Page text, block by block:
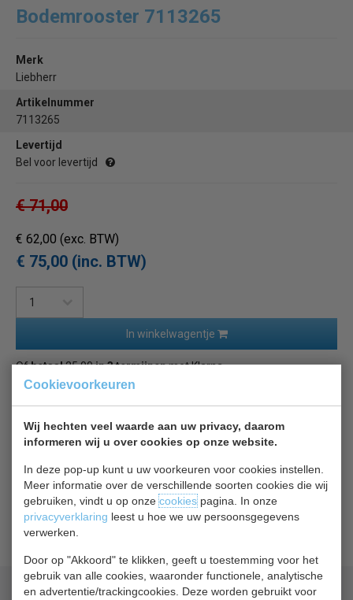
Cookievoorkeuren
Wij hechten veel waarde aan uw privacy, daarom
informeren wij u over cookies op onze website.
In deze pop-up kunt u uw voorkeuren voor cookies instellen.
Meer informatie over de verschillende soorten cookies die wij
gebruiken, vindt u op onzecookiespagina. In onze
privacyverklaring leest u hoe we uw persoonsgegevens
verwerken.
Door op "Akkoord" te klikken, geeft u toestemming voor het
gebruik van alle cookies, waaronder functionele, analytische
en advertentie/trackingcookies. Deze worden gebruikt voor
Bodemrooster 7113265
Merk
Liebherr
Artikelnummer
7113265
Levertijd
Bel voor levertijd
€ 71,00
€ 62,00 (exc. BTW)
€ 75,00 (inc. BTW)
In winkelwagentje
Ofbetaal25,00in 3 termijnenmet Klarna
Terug naar overzicht
Beschrijving
Draagrooster voor op de bodem van het apparaat. Geeft
extra stabiliteit aan producten die onderin het apparaat
worden bewaard.
Geld terugprijsgarantie